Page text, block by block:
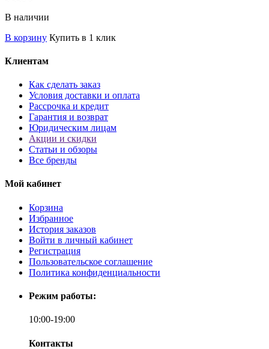
В наличии
В корзину Купить в 1 клик
Клиентам
Как сделать заказ
Условия доставки и оплата
Рассрочка и кредит
Гарантия и возврат
Юридическим лицам
Акции и скидки
Статьи и обзоры
Все бренды
Мой кабинет
Корзина
Избранное
История заказов
Войти в личный кабинет
Регистрация
Пользовательское соглашение
Политика конфиденциальности
Режим работы:
10:00-19:00
Контакты